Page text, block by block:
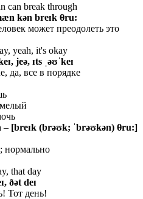
can break through
kən breɪk θru:
может преодолеть это
yeah, it's okay
jeə, ɪts ˌəʊˈkeɪ
да, все в порядке
– [breɪk (brəʊk; ˈbrəʊkən) θru:]
нормально
that day
ðət deɪ
Тот день!